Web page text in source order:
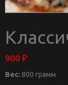
900 ₽
Вес: 800 грамм